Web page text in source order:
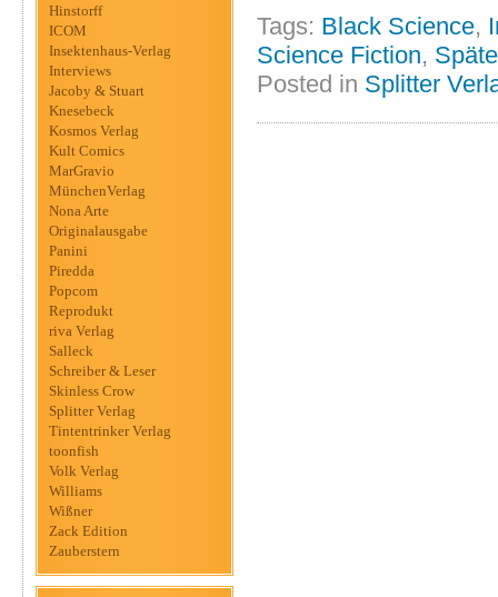
Hinstorff
ICOM
Insektenhaus-Verlag
Interviews
Jacoby & Stuart
Knesebeck
Kosmos Verlag
Kult Comics
MarGravio
MünchenVerlag
Nona Arte
Originalausgabe
Panini
Piredda
Popcom
Reprodukt
riva Verlag
Salleck
Schreiber & Leser
Skinless Crow
Splitter Verlag
Tintentrinker Verlag
toonfish
Volk Verlag
Williams
Wißner
Zack Edition
Zauberstern
Tags: Black Science,
Science Fiction,
Posted in Splitter